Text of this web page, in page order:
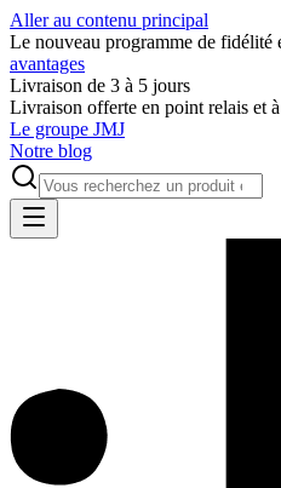
Aller au contenu principal
Le nouveau programme de fidélité
avantages
Livraison de 3 à 5 jours
Livraison offerte en point relais et
Le groupe JMJ
Notre blog